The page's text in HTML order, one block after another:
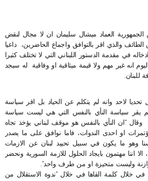
الطائف والذي اقر بالتوافق واجماع الحاضرين، داعيا
في مقدمة الدستور اللبناني التي لا تختلف كثيرا
انه غير مهم ولا قيمة ميثاقية او وفاقية له سيجد
للبنان.
تحديا لاحد وانه لم يتكلم عن الحياد بل اقر سياسة
لم يقر سياسة النأي بالنفس التي هي ليست سياسة
وقال “ان النأي بالنفس هو موقف لبناني يؤخذ تجاه
او احدى الندوات، فاما نوافق على ما يصدر
وهو ما يكون في سبيل تحييد لبنان عن الازمات
الا اننا مهتمون بايجاد الحلول للازمة السورية ونحضر
وليست متحيزة او من طرف واحد”.
خلال كلمة القاها في خلال “ندوة الاستقلال من